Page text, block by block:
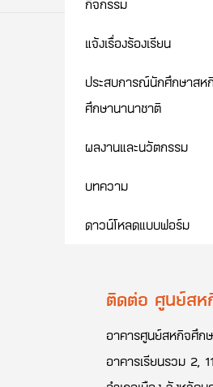
กิจกรรม
แจ้งเรื่องร้องเรียน
ประสบการณ์นักศึกษาสห
ศึกษานานาชาติ
ผลงานและนวัตกรรม
บทความ
ดาวน์โหลดแบบฟอร์ม
ติดต่อ ศูนย์ส
อาคารศูนย์สหกิจศึก
อาคารเรียนรวม 2,